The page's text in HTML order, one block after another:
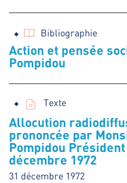
Bibliographie
Action et pensée
Pompidou
Texte
Allocution
prononcée par
Pompidou
décembre 1972
31 décembre 1972